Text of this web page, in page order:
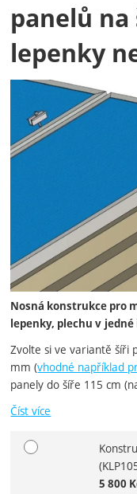
panelů
lepenky
Fotografie
Nosná konstrukce pro
lepenky, plechu v jedné
Zvolte si ve variantě šíři
mm (vhodné například
panely do šíře 115 cm
Číst více
Vyberte
5 800